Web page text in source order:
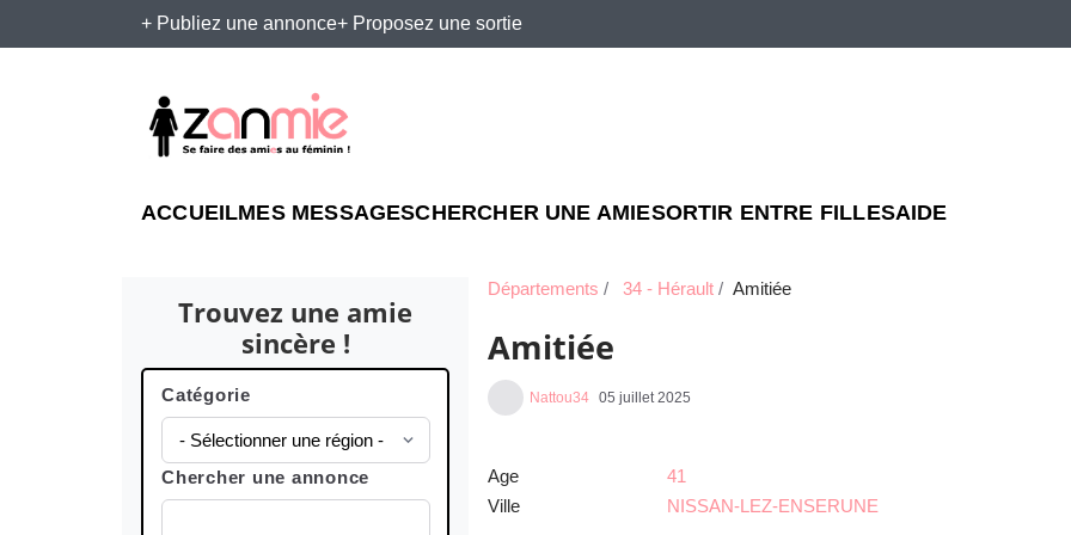
+ Publiez une annonce+ Proposez une sortie
ACCUEILMES MESSAGESCHERCHER UNE AMIESORTIR ENTRE FILLESAIDE
Départements 34 - Hérault Amitiée
Amitiée
Nattou34 05 juillet 2025
Age
41
Ville
NISSAN-LEZ-ENSERUNE
Trouvez une amie
sincère !
Catégorie
Chercher une annonce